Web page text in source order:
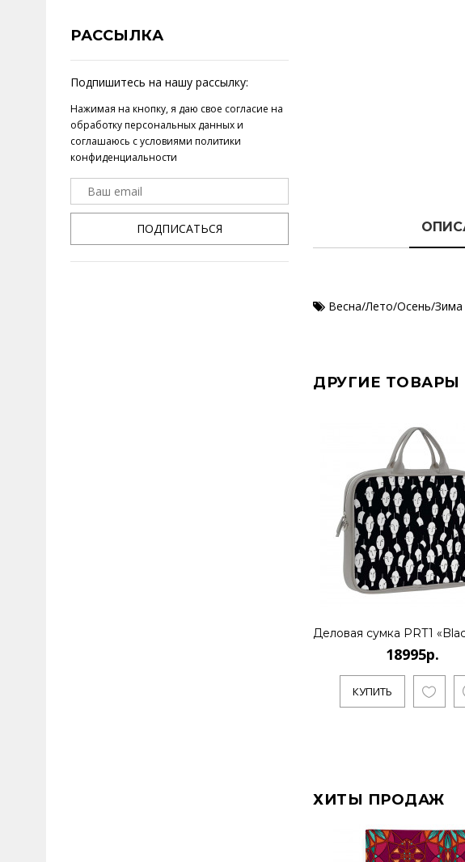
РАССЫЛКА
Подпишитесь на нашу рассылку:
Нажимая на кнопку, я даю свое согласие на
обработку персональных данныхи
соглашаюсь с условиями политики
конфиденциальности
ПОДПИСАТЬСЯ
Весна/Лето/Осень/Зима
ДРУГИЕ ТОВАРЫ
Деловая сумка PRT1
18995р.
КУПИТЬ
ХИТЫ ПРОДАЖ